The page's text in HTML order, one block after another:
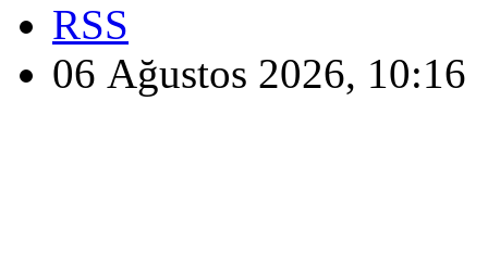
RSS
06 Ağustos 2026, 10:16